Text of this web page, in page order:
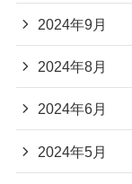
2024年9月
2024年8月
2024年6月
2024年5月